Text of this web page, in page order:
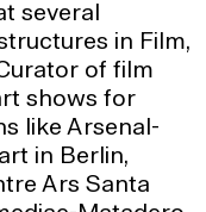
several
in Film,
of film
shows for
like Arsenal-
in Berlin,
Ars Santa